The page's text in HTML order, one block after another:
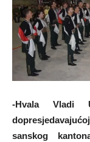
-Hvala Vladi
sanskog